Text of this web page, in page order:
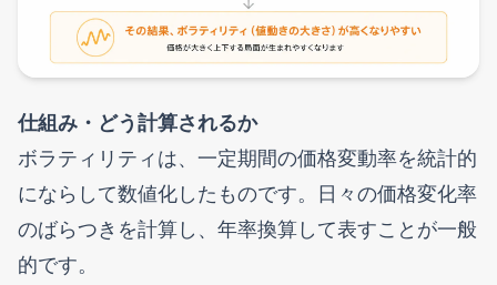
仕組み・どう計算されるか
ボラティリティは、一定期間の価格変動率を統計的
にならして数値化したものです。日々の価格変化率
のばらつきを計算し、年率換算して表すことが一般
的です。